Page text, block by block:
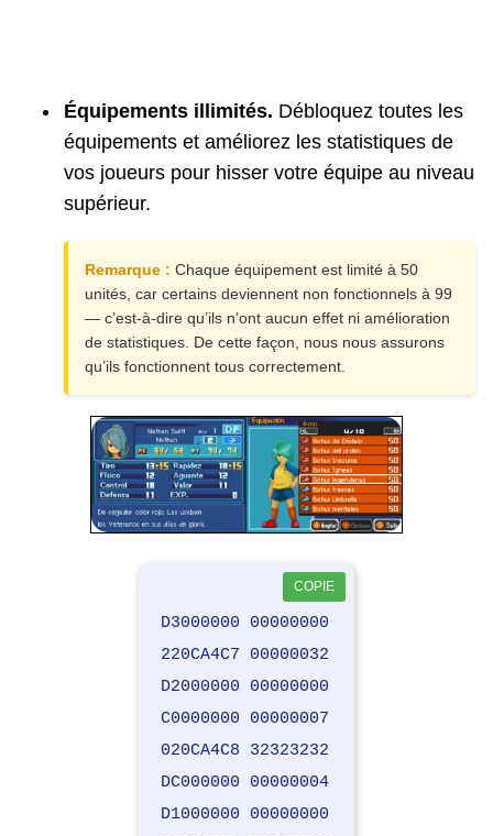
Équipements illimités. Débloquez toutes les
équipements et améliorez les statistiques de
vos joueurs pour hisser votre équipe au niveau
supérieur.
Remarque : Chaque équipement est limité à 50
unités, car certains deviennent non fonctionnels à 99
— c’est-à-dire qu’ils n’ont aucun effet ni amélioration
de statistiques. De cette façon, nous nous assurons
qu’ils fonctionnent tous correctement.
COPIE
D3000000 00000000
220CA4C7 00000032
D2000000 00000000
C0000000 00000007
020CA4C8 32323232
DC000000 00000004
D1000000 00000000